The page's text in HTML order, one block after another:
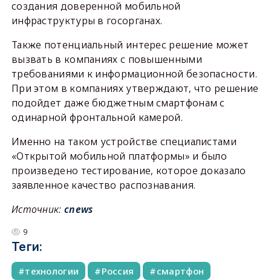
создания доверенной мобильной
инфраструктуры в госорганах.
Также потенциальный интерес решение может
вызвать в компаниях с повышенными
требованиями к информационной безопасности.
При этом в компаниях утверждают, что решение
подойдет даже бюджетным смартфонам с
одинарной фронтальной камерой.
Именно на таком устройстве специалистами
«Открытой мобильной платформы» и было
произведено тестирование, которое доказало
заявленное качество распознавания.
Источник: cnews
9
Теги:
технологии Россия смартфон